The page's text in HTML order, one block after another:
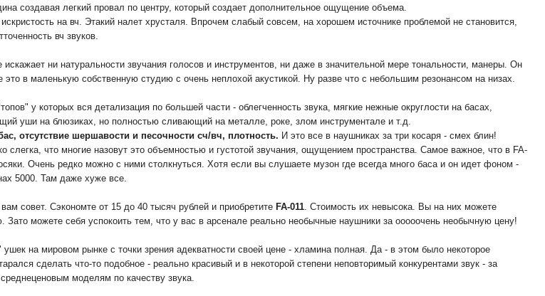
создавая легкий провал по центру, который создает дополнительное ощущение объема.
на вч. Этакий налет хрусталя. Впрочем слабый совсем, на хорошем источнике проблемой не становится,
вч звуков.
искажает ни натуральности звучания голосов и инструментов, ни даже в значительной мере тональности, манеры. Он
это в маленькую собственную студию с очень неплохой акустикой. Ну разве что с небольшим резонансом на низах.
у которых вся детализация по большей части - облегченность звука, мягкие нежные округлости на басах,
уши на блюзиках, но полностью сливающий на металле, роке, злом инструментале и т.д.
отсутствие шершавости и песочности сч/вч, плотность. И это все в наушниках за три косаря - смех блин!
что многие назовут это объемностью и густотой звучания, ощущением пространства. Самое важное, что в FA-
Очень редко можно с ними столкнуться. Хотя если вы слушаете музон где всегда много баса и он идет фоном -
5000. Там даже хуже все.
совет. Сэкономте от 15 до 40 тысяч рублей и приобретите FA-011. Стоимость их невысока. Вы на них можете
Зато можете себя успокоить тем, что у вас в арсенале реально необычные наушники за ооооочень необычную цену!
на мировом рынке с точки зрения адекватности своей цене - хламина полная. Да - в этом было некоторое
сделать что-то подобное - реально красивый и в некоторой степени неповторимый конкурентами звук - за
моделям по качеству звука.